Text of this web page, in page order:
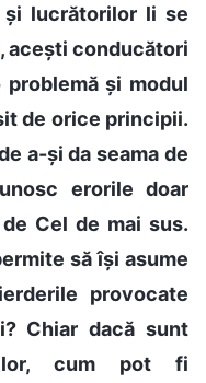
și lucrătorilor li se
acești conducători
și modul
de orice principii.
a-și da seama de
erorile doar
Cel de mai sus.
să își asume
provocate
Chiar dacă sunt
lor, cum pot fi